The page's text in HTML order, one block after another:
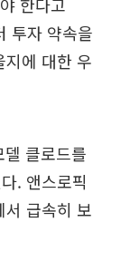
투자 약속을
지에 대한 우
클로드를
. 앤스로픽
서 급속히 보